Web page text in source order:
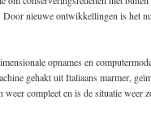
nieuwe ontwikkellingen is het
opnames en
gehakt uit Italiaans marmer,
compleet en is de situatie weer